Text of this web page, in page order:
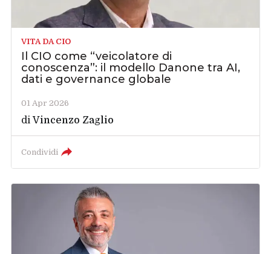
VITA DA CIO
Il CIO come “veicolatore di
conoscenza”: il modello Danone tra AI,
dati e governance globale
01 Apr 2026
diVincenzo Zaglio
Condividi